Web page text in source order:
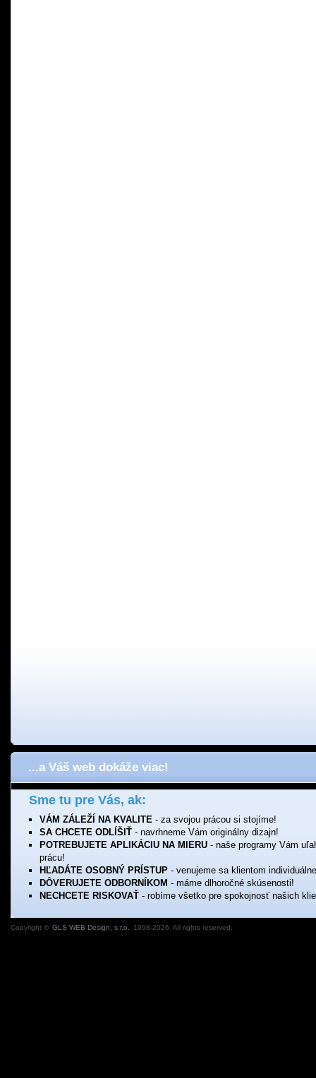
...a Váš web dokáže viac!
Sme tu pre Vás, ak:
VÁM ZÁLEŽÍ NA KVALITE - za svojou prácou si stojíme!
SA CHCETE ODLÍŠIŤ - navrhneme Vám originálny dizajn!
POTREBUJETE APLIKÁCIU NA MIERU - naše programy Vám
prácu!
HĽADÁTE OSOBNÝ PRÍSTUP - venujeme sa klientom
DÔVERUJETE ODBORNÍKOM - máme dlhoročné skúsenosti!
NECHCETE RISKOVAŤ - robíme všetko pre spokojnosť našich
Copyright © GLS WEB Design, s.r.o. 1998-2026. All rights reserved.